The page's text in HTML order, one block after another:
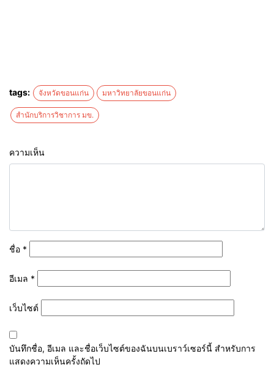
tags: จังหวัดขอนแก่น มหาวิทยาลัยขอนแก่น
สำนักบริการวิชาการ มข.
ความเห็น
ชื่อ *
อีเมล *
เว็บไซต์
บันทึกชื่อ, อีเมล และชื่อเว็บไซต์ของฉันบนเบราว์เซอร์นี้ สำหรับการ
แสดงความเห็นครั้งถัดไป